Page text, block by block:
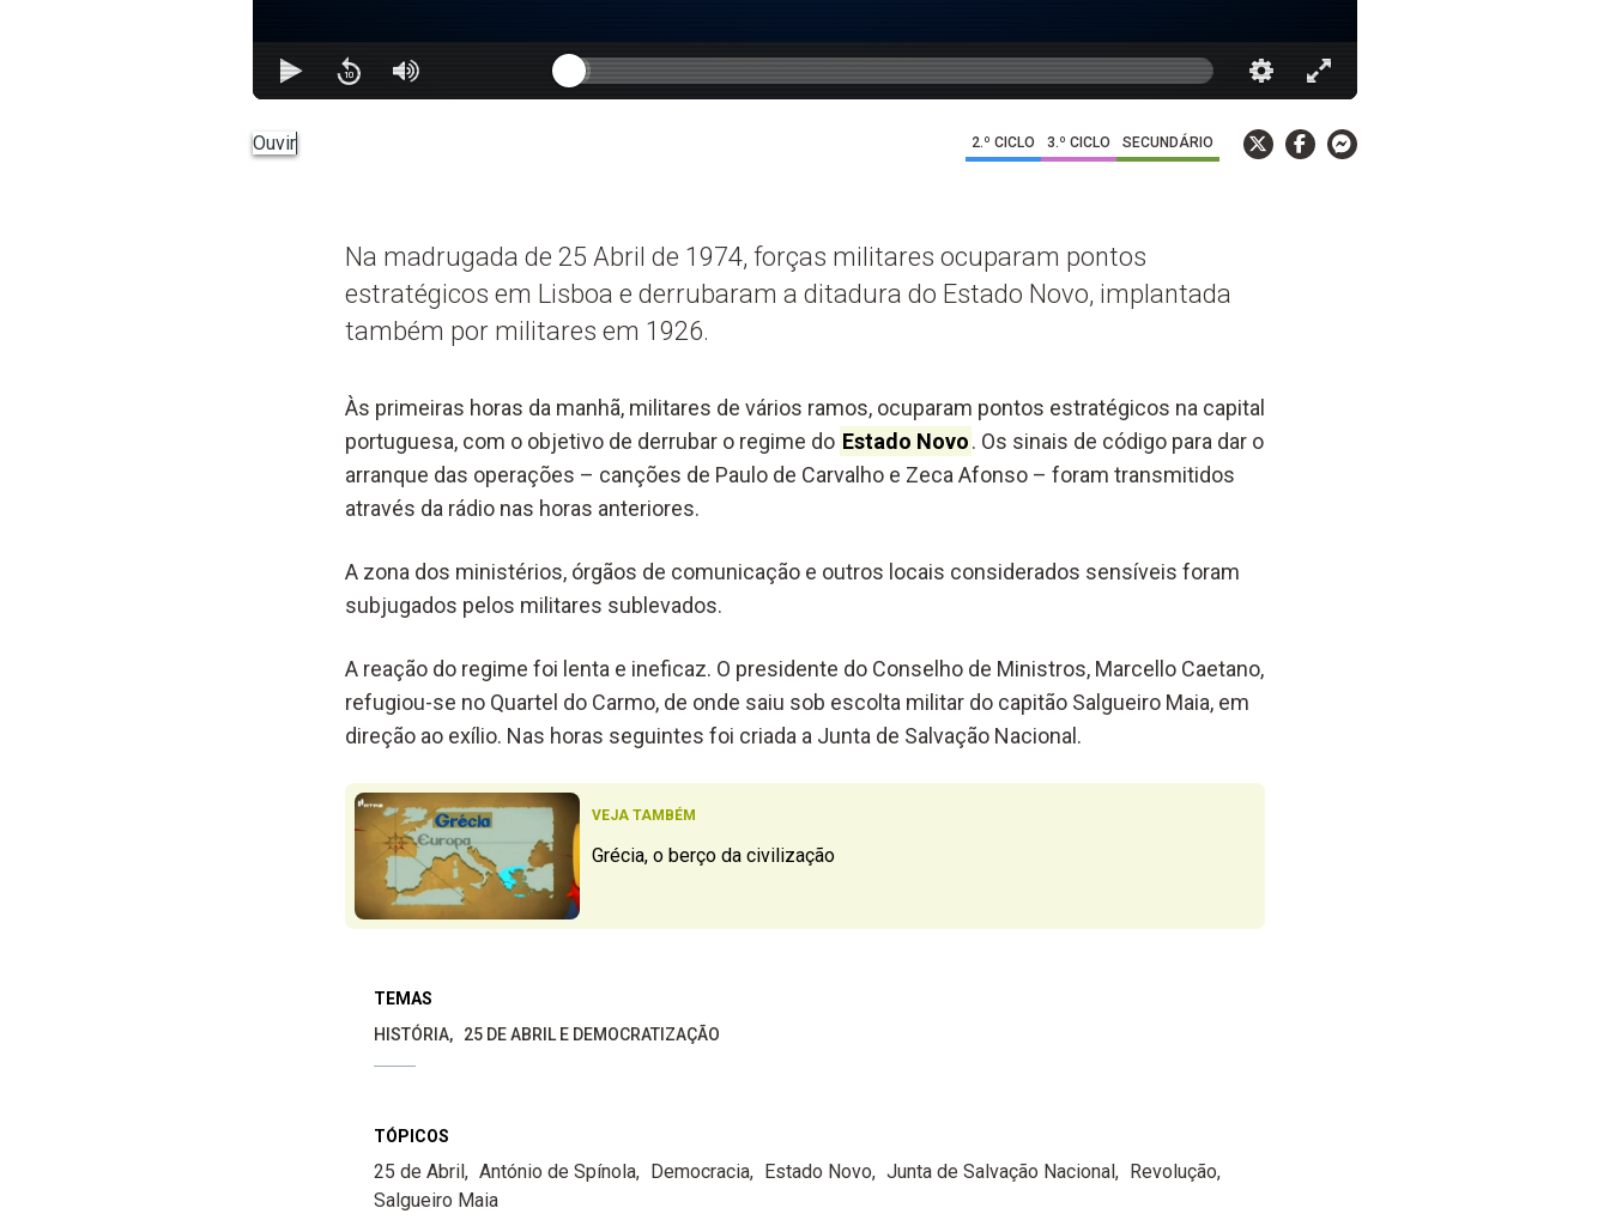
Ouvir 2.º CICLO 3.º CICLO SECUNDÁRIO
Na madrugada de 25 Abril de 1974, forças militares ocuparam pontos
estratégicos em Lisboa e derrubaram a ditadura do Estado Novo, implantada
também por militares em 1926.
Às primeiras horas da manhã, militares de vários ramos, ocuparam pontos estratégicos na capital
portuguesa, com o objetivo de derrubar o regime do Estado Novo. Os sinais de código para dar o
arranque das operações – canções de Paulo de Carvalho e Zeca Afonso – foram transmitidos
através da rádio nas horas anteriores.
A zona dos ministérios, órgãos de comunicação e outros locais considerados sensíveis foram
subjugados pelos militares sublevados.
A reação do regime foi lenta e ineficaz. O presidente do Conselho de Ministros, Marcello Caetano,
refugiou-se no Quartel do Carmo, de onde saiu sob escolta militar do capitão Salgueiro Maia, em
direção ao exílio. Nas horas seguintes foi criada a Junta de Salvação Nacional.
VEJA TAMBÉM
Grécia, o berço da civilização
TEMAS
HISTÓRIA
25 DE ABRIL E DEMOCRATIZAÇÃO
TÓPICOS
25 de Abril António de Spínola Democracia Estado Novo Junta de Salvação Nacional
Revolução
Salgueiro Maia